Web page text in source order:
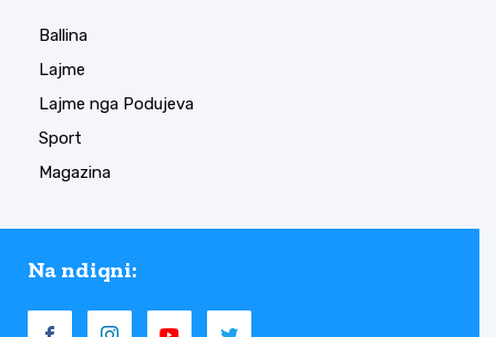
Ballina
Lajme
Lajme nga Podujeva
Sport
Magazina
Na ndiqni: